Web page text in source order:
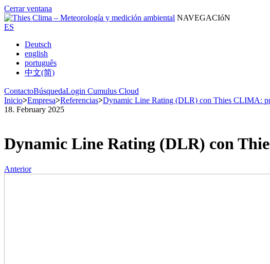
Cerrar ventana
NAVEGACIóN
ES
Deutsch
english
português
中文(简)
ContactoBúsquedaLogin Cumulus Cloud
Inicio>Empresa>Referencias>Dynamic Line Rating (DLR) con Thies CLIMA:
18. February 2025
Dynamic Line Rating (DLR) con
Anterior